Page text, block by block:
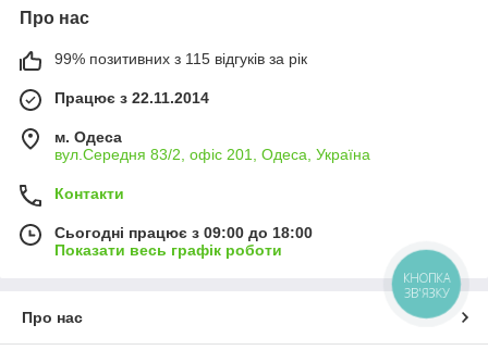
Про нас
99% позитивних з 115 відгуків за рік
Працює з 22.11.2014
м. Одеса
вул.Середня 83/2, офіс 201, Одеса, Україна
Контакти
Сьогодні працює з 09:00 до 18:00
Показати весь графік роботи
Про нас
КНОПКА
ЗВ'ЯЗКУ